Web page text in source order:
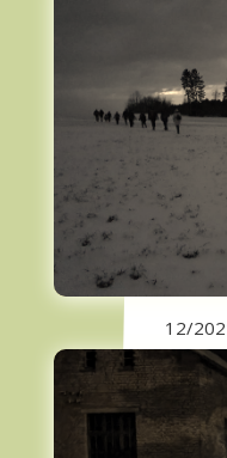
12/